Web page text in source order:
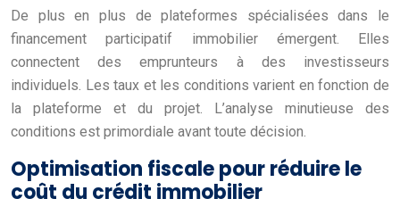
De plus en plus de plateformes spécialisées dans le
financement participatif immobilier émergent. Elles
connectent des emprunteurs à des investisseurs
individuels. Les taux et les conditions varient en fonction de
la plateforme et du projet. L’analyse minutieuse des
conditions est primordiale avant toute décision.
Optimisation fiscale pour réduire le
coût du crédit immobilier